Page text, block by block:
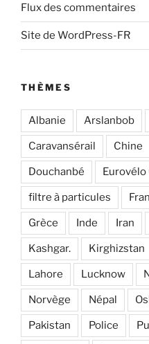
Flux des commentaires
Site de WordPress-FR
THÈMES
Albanie Arslanbob
Caravansérail Chine
Douchanbé Eurovélo
filtre à particules
Grèce Inde Iran
Kashgar. Kirghizstan
Lahore Lucknow
Norvège Népal
Pakistan Police